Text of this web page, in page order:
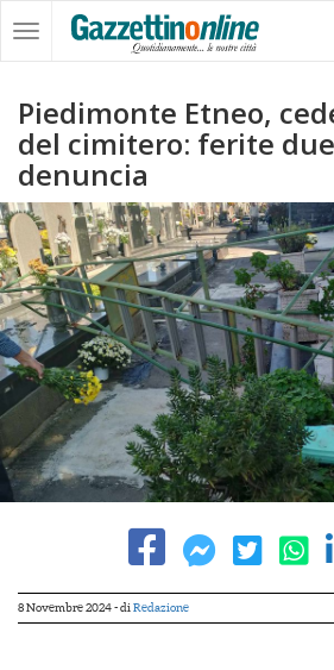
Piedimonte Etneo,
del cimitero: ferite
denuncia
8 Novembre 2024- di Redazione